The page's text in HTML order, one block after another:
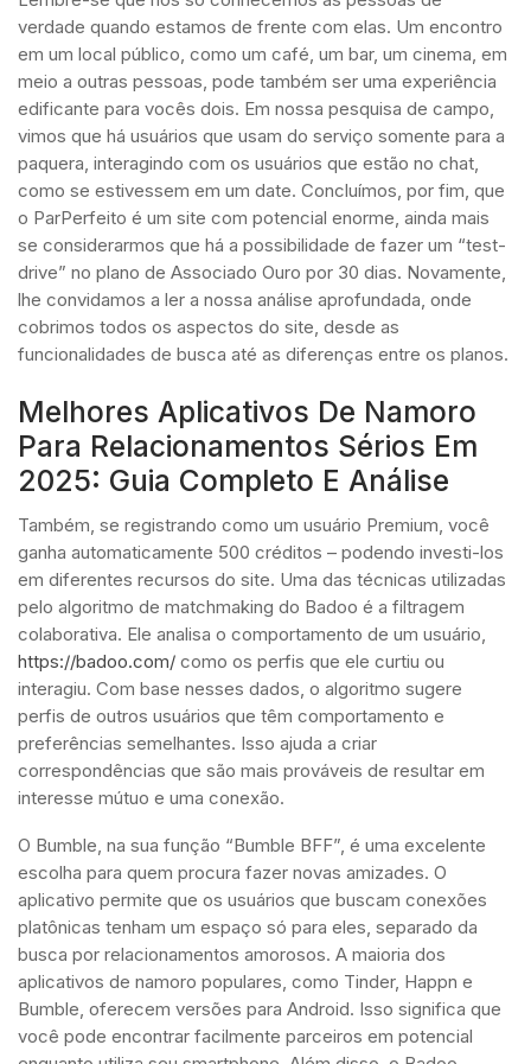
verdade quando estamos de frente com elas. Um encontro
em um local público, como um café, um bar, um cinema, em
meio a outras pessoas, pode também ser uma experiência
edificante para vocês dois. Em nossa pesquisa de campo,
vimos que há usuários que usam do serviço somente para a
paquera, interagindo com os usuários que estão no chat,
como se estivessem em um date. Concluímos, por fim, que
o ParPerfeito é um site com potencial enorme, ainda mais
se considerarmos que há a possibilidade de fazer um “test-
drive” no plano de Associado Ouro por 30 dias. Novamente,
lhe convidamos a ler a nossa análise aprofundada, onde
cobrimos todos os aspectos do site, desde as
funcionalidades de busca até as diferenças entre os planos.
Melhores Aplicativos De Namoro
Para Relacionamentos Sérios Em
2025: Guia Completo E Análise
Também, se registrando como um usuário Premium, você
ganha automaticamente 500 créditos – podendo investi-los
em diferentes recursos do site. Uma das técnicas utilizadas
pelo algoritmo de matchmaking do Badoo é a filtragem
colaborativa. Ele analisa o comportamento de um usuário,
https://badoo.com/ como os perfis que ele curtiu ou
interagiu. Com base nesses dados, o algoritmo sugere
perfis de outros usuários que têm comportamento e
preferências semelhantes. Isso ajuda a criar
correspondências que são mais prováveis de resultar em
interesse mútuo e uma conexão.
O Bumble, na sua função “Bumble BFF”, é uma excelente
escolha para quem procura fazer novas amizades. O
aplicativo permite que os usuários que buscam conexões
platônicas tenham um espaço só para eles, separado da
busca por relacionamentos amorosos. A maioria dos
aplicativos de namoro populares, como Tinder, Happn e
Bumble, oferecem versões para Android. Isso significa que
você pode encontrar facilmente parceiros em potencial